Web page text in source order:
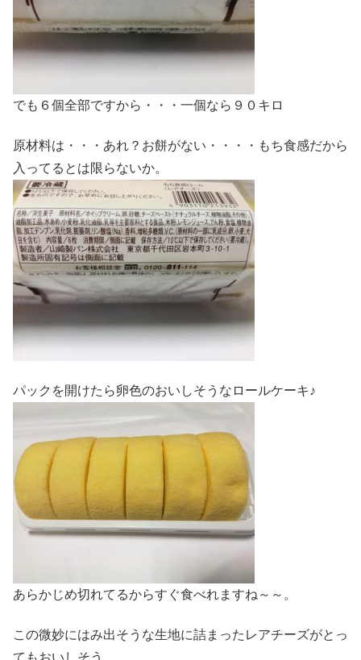
でも６個全部ですから・・・一個なら９０キロ
原材料は・・・あれ？お餅がない・・・・もち食感だから
入ってるとは限らないか。
パックを開けたら卵色のおいしそうなロールケーキ♪
あらかじめ切れてるからすぐ食べれますね～～。
この微妙にはみ出そうな生地に詰まったレアチーズがとっ
てもおいしそう。